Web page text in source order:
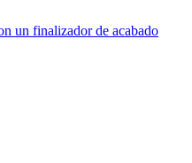
un finalizador de acabado